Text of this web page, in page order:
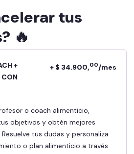
tus
🔥
+
CON
+ $ 34.900,00/mes
objetivos y obtén mejores
tus dudas y personaliza
o plan alimenticio a través